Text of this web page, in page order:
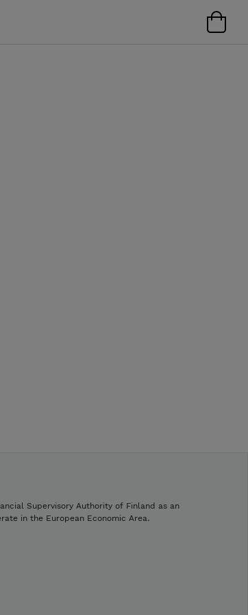
Supervisory Authority of Finland as an
in the European Economic Area.